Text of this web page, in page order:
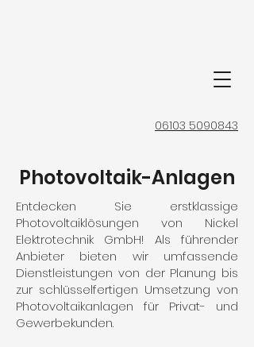
06103 5090843
Photovoltaik-Anlagen
Entdecken Sie erstklassige
Photovoltaiklösungen von Nickel
Elektrotechnik GmbH! Als führender
Anbieter bieten wir umfassende
Dienstleistungen von der Planung bis
zur schlüsselfertigen Umsetzung von
Photovoltaikanlagen für Privat- und
Gewerbekunden.